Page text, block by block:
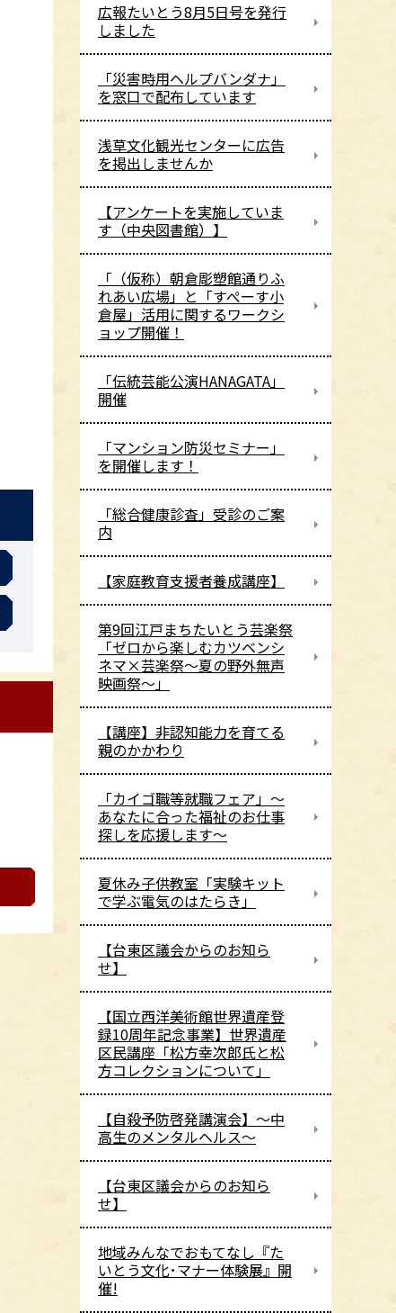
広報たいとう8月5日号を発行
しました
「災害時用ヘルプバンダナ」
を窓口で配布しています
浅草文化観光センターに広告
を掲出しませんか
【アンケートを実施していま
す（中央図書館）】
「（仮称）朝倉彫塑館通りふ
れあい広場」と「すぺーす小
倉屋」活用に関するワークシ
ョップ開催！
「伝統芸能公演HANAGATA」
開催
「マンション防災セミナー」
を開催します！
「総合健康診査」受診のご案
内
【家庭教育支援者養成講座】
第9回江戸まちたいとう芸楽祭
「ゼロから楽しむカツベンシ
ネマ×芸楽祭～夏の野外無声
映画祭～」
【講座】非認知能力を育てる
親のかかわり
「カイゴ職等就職フェア」～
あなたに合った福祉のお仕事
探しを応援します～
夏休み子供教室「実験キット
で学ぶ電気のはたらき」
【台東区議会からのお知ら
せ】
【国立西洋美術館世界遺産登
録10周年記念事業】世界遺産
区民講座「松方幸次郎氏と松
方コレクションについて」
【自殺予防啓発講演会】～中
高生のメンタルヘルス～
【台東区議会からのお知ら
せ】
地域みんなでおもてなし『た
いとう文化･マナー体験展』開
催!